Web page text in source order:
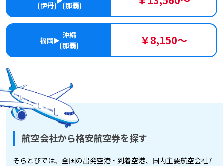
(伊丹)
(那覇)
福岡
沖縄
(那覇)
￥8,150～
航空会社から格安航空券を探す
そらとびでは、全国の出発空港・到着空港、国内主要航空会社7